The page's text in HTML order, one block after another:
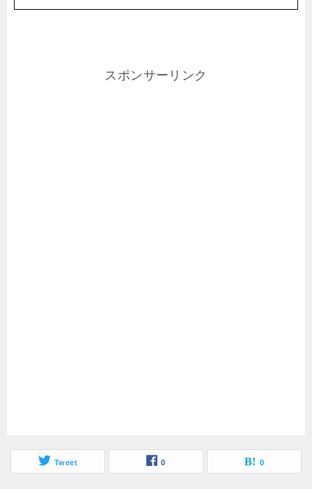
スポンサーリンク
Tweet 0 0